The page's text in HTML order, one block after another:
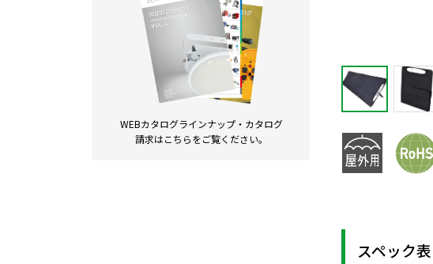
WEBカタログラインナップ・ カタログ
請求はこちらをご覧ください。
スペック表